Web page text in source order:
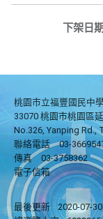
下架日
桃園市立福豐國民中
33070 桃園市桃園區
No.326, Yanping Rd.,
聯絡電話
03-
傳真
03-3758362
電子信箱
最後更新
2020-07-30